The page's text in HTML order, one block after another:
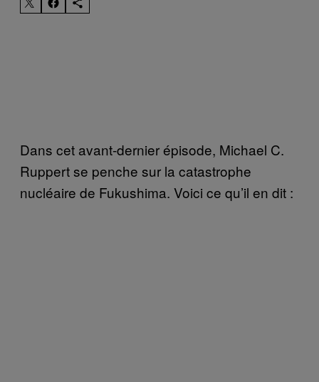
Dans cet avant-dernier épisode, Michael C.
Ruppert se penche sur la catastrophe
nucléaire de Fukushima. Voici ce qu’il en dit :